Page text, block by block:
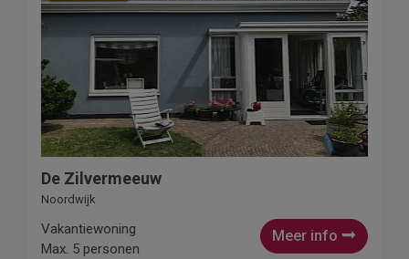
De Zilvermeeuw
Noordwijk
Meer info
Vakantiewoning
Max. 5 personen